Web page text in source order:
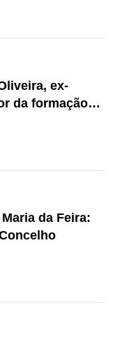
ex-
da formação
da Feira: